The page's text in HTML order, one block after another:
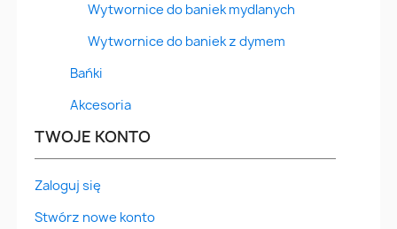
Wytwornice do baniek mydlanych
Wytwornice do baniek z dymem
Bańki
Akcesoria
TWOJE KONTO
Zaloguj się
Stwórz nowe konto